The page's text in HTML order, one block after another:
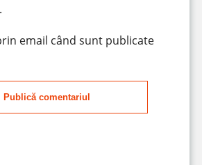
email când sunt publicate
Publică comentariul